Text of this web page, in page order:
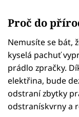
Proč do
Nemusíte se bát,
kyselá pachuť
prádlo zpračky.
elektřina, bude
odstraní zbytky
odstranískvrny a